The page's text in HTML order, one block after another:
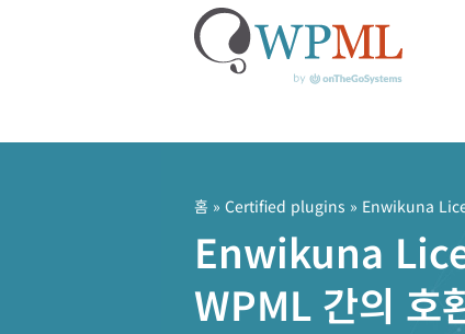
홈 » Certified plugins » Enwikuna
Enwikuna
WPML 간의 호